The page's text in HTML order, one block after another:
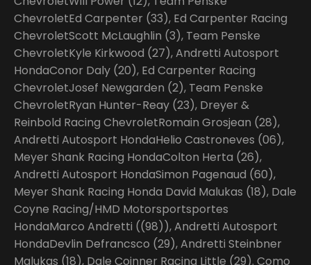
ChevroletEd Carpenter (33), Ed Carpenter Racing
ChevroletScott McLaughlin (3), Team Penske
ChevroletKyle Kirkwood (27), Andretti Autosport
HondaConor Daly (20), Ed Carpenter Racing
ChevroletJosef Newgarden (2), Team Penske
ChevroletRyan Hunter-Reay (23), Dreyer &
Reinbold Racing ChevroletRomain Grosjean (28),
Andretti Autosport HondaHelio Castroneves (06),
Meyer Shank Racing HondaColton Herta (26),
Andretti Autosport HondaSimon Pagenaud (60),
Meyer Shank Racing Honda David Malukas (18), Dale
Coyne Racing/HMD Motorsportsportes
HondaMarco Andretti ((98)), Andretti Autosport
HondaDevlin Defrancsco (29), Andretti Steinbner
Malukas (18), Dale Coinner Racing Little (29). Como